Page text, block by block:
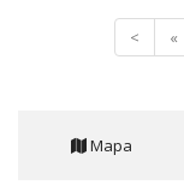
< «
Mapa